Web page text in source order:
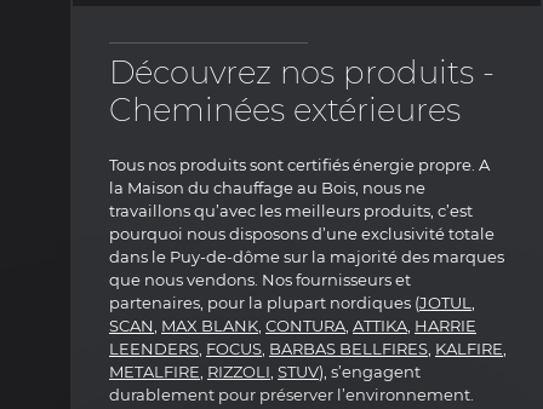
Découvrez nos produits -
Cheminées extérieures
Tous nos produits sont certifiés énergie propre. A
la Maison du chauffage au Bois, nous ne
travaillons qu’avec les meilleurs produits, c’est
pourquoi nous disposons d’une exclusivité totale
dans le Puy-de-dôme sur la majorité des marques
que nous vendons. Nos fournisseurs et
partenaires, pour la plupart nordiques (JOTUL
SCAN MAX BLANK CONTURA ATTIKA HARRIE
LEENDERS FOCUS BARBAS BELLFIRES KALFIRE
METALFIRE RIZZOLI STUV), s’engagent
durablement pour préserver l’environnement.